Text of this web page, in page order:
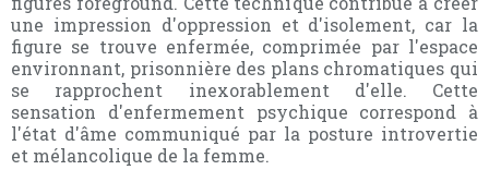
une impression d'oppression et d'isolement, car la
figure se trouve enfermée, comprimée par l'espace
environnant, prisonnière des plans chromatiques qui
se rapprochent inexorablement d'elle. Cette
sensation d'enfermement psychique correspond à
l'état d'âme communiqué par la posture introvertie
et mélancolique de la femme.